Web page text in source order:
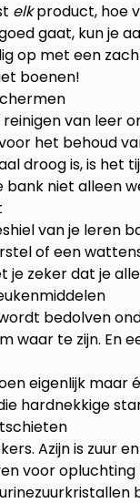
elkproduct, hoe
gaat, kun je
op met een
boenen!
van leer
het behoud
droog is, is het
bank niet
van je leren
of een
je zeker dat je
bedolven
waar te zijn. En
eigenlijk maar
hardnekkige
Azijn is
voor opluchting